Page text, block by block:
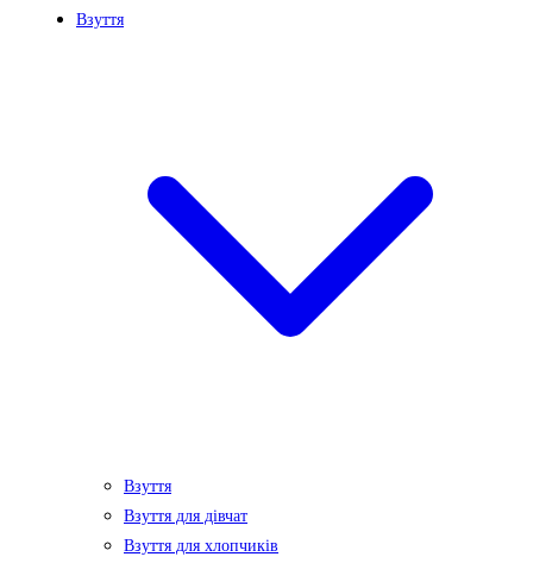
Взуття
Взуття
Взуття для дівчат
Взуття для хлопчиків